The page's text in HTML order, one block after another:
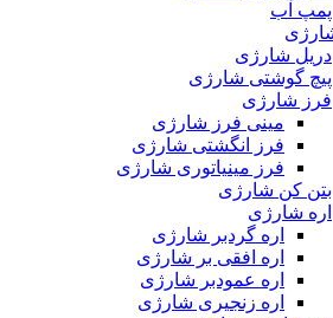
پمپ آب
شارژی
دریل شارژی
پیچ گوشتی شارژی
فرز شارژی
مینی فرز شارژی
فرز انگشتی شارژی
فرز مینیاتوری شارژی
بتن کن شارژی
اره شارژی
اره گردبر شارژی
اره افقی بر شارژی
اره عمودبر شارژی
اره زنجیری شارژی